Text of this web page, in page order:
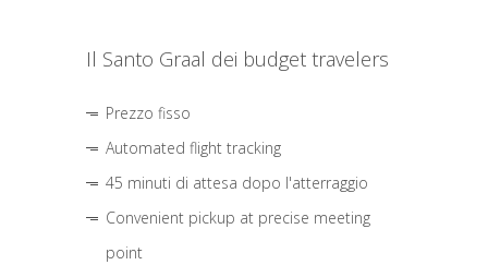
Il Santo Graal dei budget travelers
Prezzo fisso
Automated flight tracking
45 minuti di attesa dopo l'atterraggio
Convenient pickup at precise meeting
point